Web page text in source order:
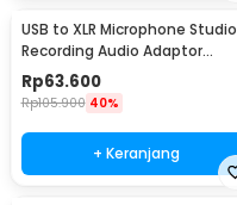
USB to XLR Microphone Studio
Recording Audio Adaptor
Connector 2.8M - AY12
Rp63.600
Rp105.900 40%
+ Keranjang